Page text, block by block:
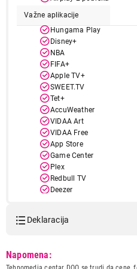
Važne aplikacije
Hungama Play
Disney+
NBA
FIFA+
Apple TV+
SWEET.TV
Tet+
AccuWeather
VIDAA Art
VIDAA Free
App Store
Game Center
Plex
Redbull TV
Deezer
UEFA TV
YouTube Kids
Deklaracija
Naziv i vrsta robe:
Napomena: